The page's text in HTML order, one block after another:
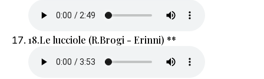
18.Le lucciole (R.Brogi - Erinni) **